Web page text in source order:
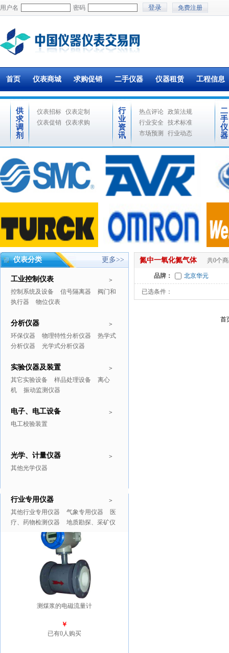
用户名 密码 免费注册
首页 仪表商城 求购促销 二手仪器 仪器租赁 工程信息
供
求
调
剂
仪表招标 仪表定制
仪表促销
仪表求购
行
业
资
讯
热点评论 政策法规
行业安全
技术标准
市场预测
行业动态
二
手
仪
器
仪表分类 更多>>
>
工业控制仪表
控制系统及设备 信号隔离器
阀门和
执行器
物位仪表
>
分析仪器
环保仪器 物理特性分析仪器
热学式
分析仪器
光学式分析仪器
>
实验仪器及装置
其它实验设备 样品处理设备
离心
机
振动监测仪器
>
电子、电工设备
电工校验装置
>
光学、计量仪器
其他光学仪器
>
行业专用仪器
其他行业专用仪器 气象专用仪器
医
疗、药物检测仪器
地质勘探、采矿仪
推广商品 更多>>
测煤浆的电磁流量计
￥
已有0人购买
氮中一氧化氮气体 共0个
品牌： 北京华元
已选条件：
首